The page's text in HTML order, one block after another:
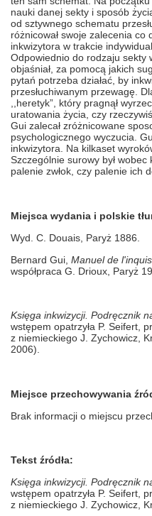
nauki danej sekty i sposób
od sztywnego schematu
różnicował swoje zalecenia
inkwizytora w trakcie
Odpowiednio do rodzaju sekty
objaśniał, za pomocą jakich
pytań potrzeba działać, by
przesłuchiwanym przewagę.
,,heretyk”, który pragnął
uratowania życia, czy
Gui zalecał zróżnicowane
psychologicznego wyczucia.
inkwizytora. Na kilkaset
Szczególnie surowy był
palenie zwłok, czy palenie ich
Miejsca wydania i polskie
Wyd. C. Douais, Paryż 1886.
Bernard Gui, Manuel de
współpraca G. Drioux, Paryż
Księga inkwizycji. Podręcznik
wstępem opatrzyła P. Seifert,
z niemieckiego J. Zychowicz,
2006).
Miejsce przechowywania
Brak informacji o miejscu
Tekst źródła:
Księga inkwizycji. Podręcznik
wstępem opatrzyła P. Seifert,
z niemieckiego J. Zychowicz,